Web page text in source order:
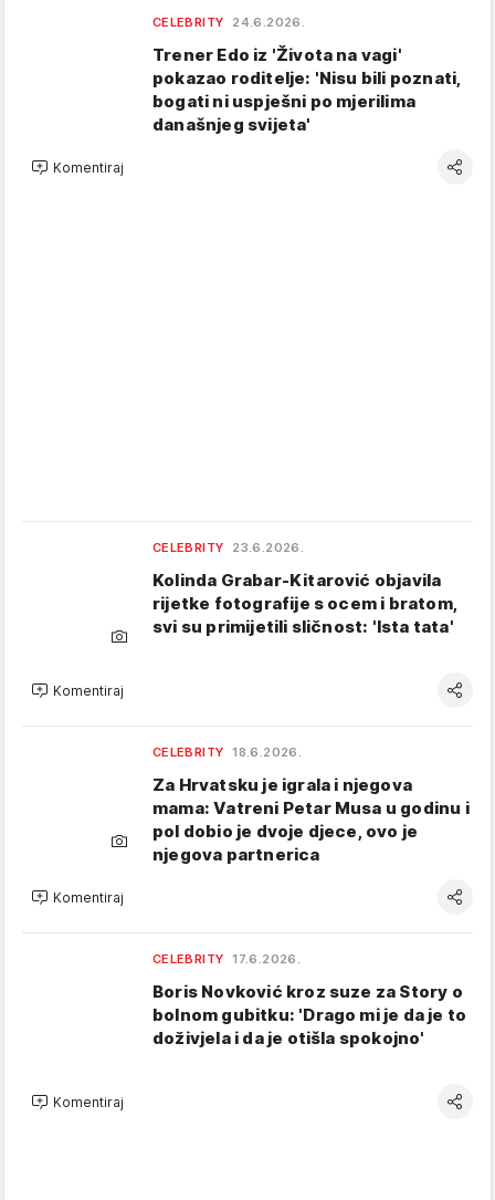
CELEBRITY 24.6.2026.
Trener Edo iz 'Života na vagi'
pokazao roditelje: 'Nisu bili poznati,
bogati ni uspješni po mjerilima
današnjeg svijeta'
Komentiraj
CELEBRITY 23.6.2026.
Kolinda Grabar-Kitarović objavila
rijetke fotografije s ocem i bratom,
svi su primijetili sličnost: 'Ista tata'
Komentiraj
CELEBRITY 18.6.2026.
Za Hrvatsku je igrala i njegova
mama: Vatreni Petar Musa u godinu i
pol dobio je dvoje djece, ovo je
njegova partnerica
Komentiraj
CELEBRITY 17.6.2026.
Boris Novković kroz suze za Story o
bolnom gubitku: 'Drago mi je da je to
doživjela i da je otišla spokojno'
Komentiraj